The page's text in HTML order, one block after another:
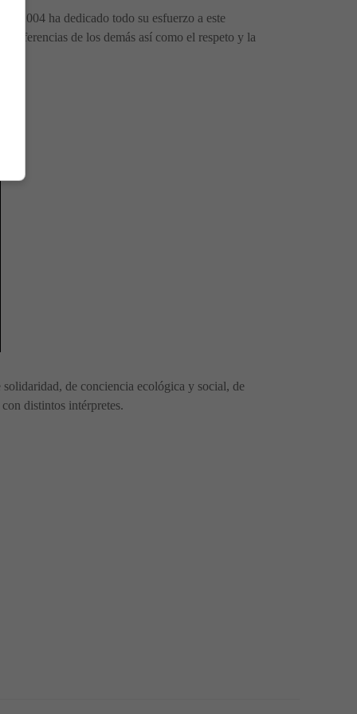
2004 ha dedicado todo su esfuerzo a este
diferencias de los demás así como el respeto y la
de conciencia ecológica y social, de
distintos intérpretes.